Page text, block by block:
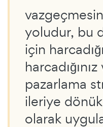
yoludur, bu
için
pazarlama
ileriye
olarak